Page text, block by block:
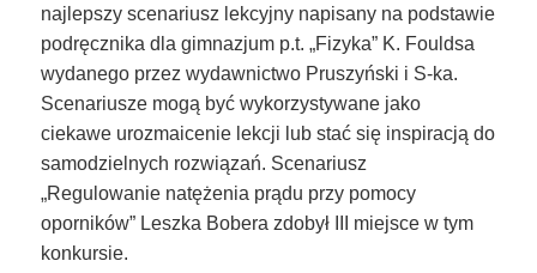
najlepszy scenariusz lekcyjny napisany na podstawie
podręcznika dla gimnazjum p.t. „Fizyka” K. Fouldsa
wydanego przez wydawnictwo Pruszyński i S-ka.
Scenariusze mogą być wykorzystywane jako
ciekawe urozmaicenie lekcji lub stać się inspiracją do
samodzielnych rozwiązań. Scenariusz
„Regulowanie natężenia prądu przy pomocy
oporników” Leszka Bobera zdobył III miejsce w tym
konkursie.